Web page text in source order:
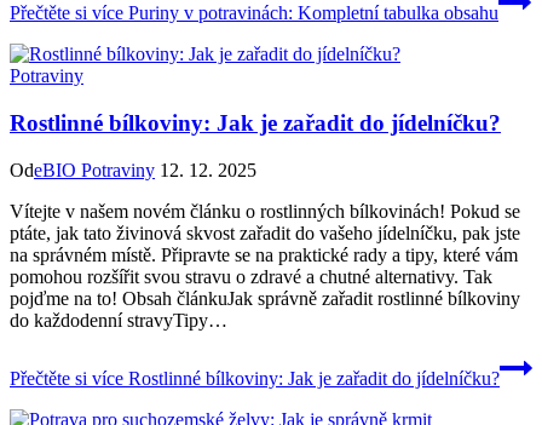
Přečtěte si více Puriny v potravinách: Kompletní tabulka obsahu
Potraviny
Rostlinné bílkoviny: Jak je zařadit do jídelníčku?
OdeBIO Potraviny 12. 12. 2025
Vítejte v našem novém článku o rostlinných bílkovinách! Pokud se
ptáte, jak tato živinová skvost zařadit do vašeho jídelníčku, pak jste
na správném místě. Připravte se na praktické rady a tipy, které vám
pomohou rozšířit svou stravu o zdravé a chutné alternativy. Tak
pojďme na to! Obsah článkuJak správně zařadit rostlinné bílkoviny
do každodenní stravyTipy…
Přečtěte si více Rostlinné bílkoviny: Jak je zařadit do jídelníčku?